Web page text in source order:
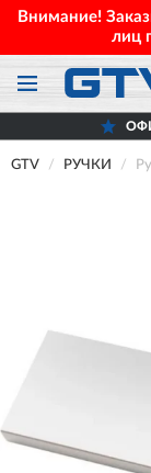
Внимание!
лиц
GTV РУЧКИ